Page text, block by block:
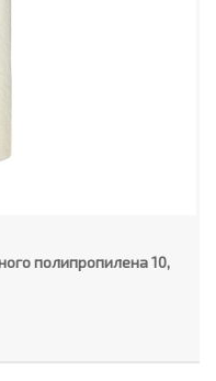
полипропилена 10,